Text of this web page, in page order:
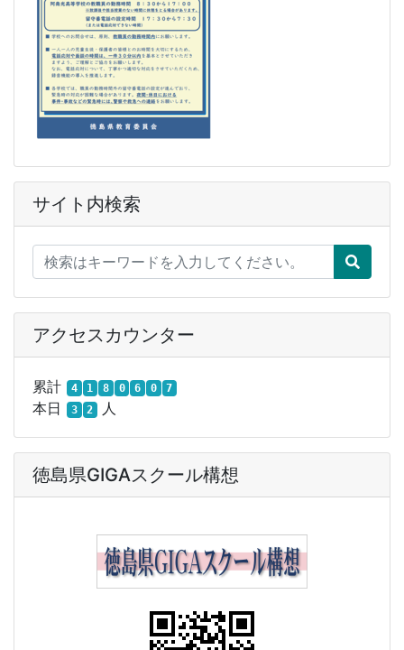
サイト内検索
アクセスカウンター
累計 4 1 8 0 6 0 7
本日 3 2 人
徳島県GIGAスクール構想